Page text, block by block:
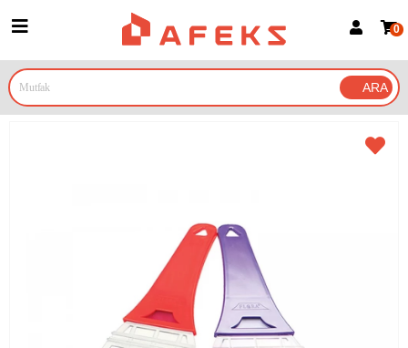
Google İle Bağlan
0